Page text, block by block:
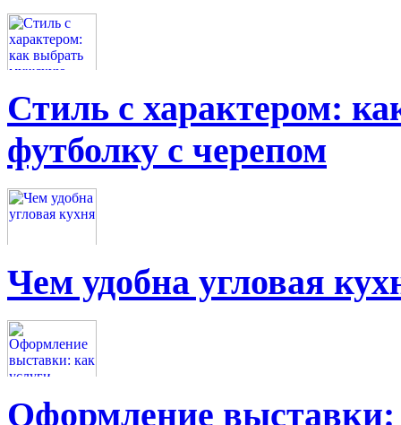
Стиль с характером:
футболку с черепом
Чем удобна угловая
Оформление выставки: